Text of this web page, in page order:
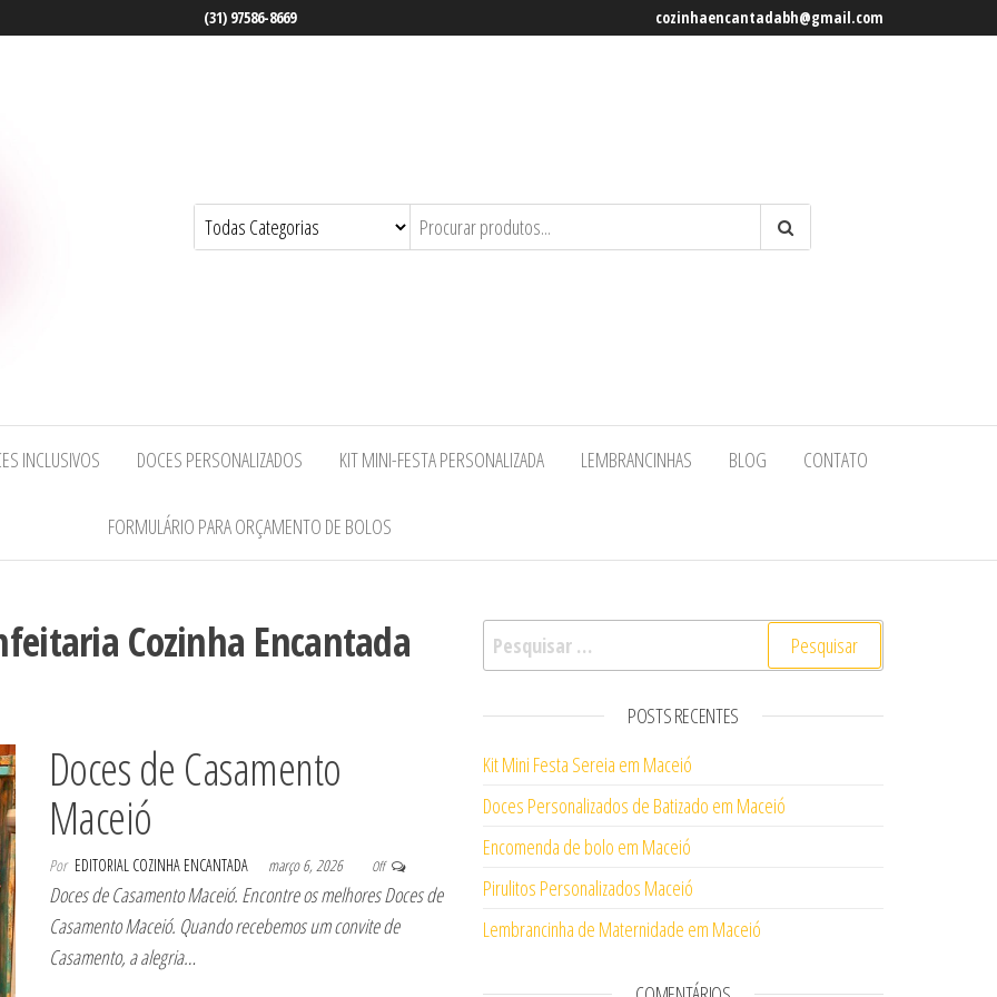
(31) 97586-8669 cozinhaencantadabh@gmail.com
INCLUSIVOS DOCES PERSONALIZADOS KIT MINI-FESTA PERSONALIZADA LEMBRANCINHAS BLOG CONTATO
FORMULÁRIO PARA ORÇAMENTO DE BOLOS
Cozinha Encantada
Doces de Casamento
Maceió
Por EDITORIAL COZINHA ENCANTADA março 6, 2026 Off
Doces de Casamento Maceió. Encontre os melhores Doces de
Casamento Maceió. Quando recebemos um convite de
Casamento, a alegria…
Pesquisar por:
POSTS RECENTES
Kit Mini Festa Sereia em Maceió
Doces Personalizados de Batizado em Maceió
Encomenda de bolo em Maceió
Pirulitos Personalizados Maceió
Lembrancinha de Maternidade em Maceió